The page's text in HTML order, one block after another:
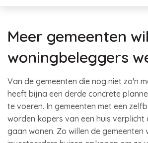
Meer gemeenten
woningbeleggers
Van de gemeenten die nog niet zo'n
heeft bijna een derde concrete
te voeren. In gemeenten met een
worden kopers van een huis verplicht
gaan wonen. Zo willen de gemeenten